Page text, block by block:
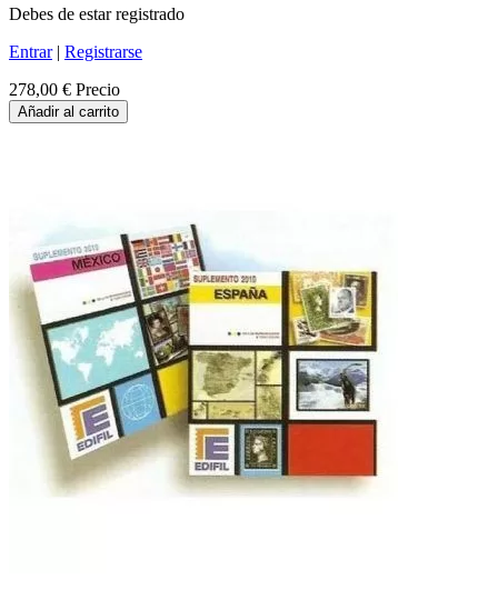
Debes de estar registrado
Entrar| Registrarse
278,00 € Precio
Añadir al carrito